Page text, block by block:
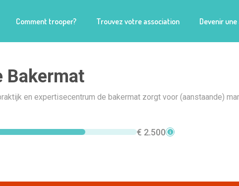
Comment trooper? Trouvez votre association Devenir
Bakermat
en expertisecentrum de bakermat zorgt voor (aanstaande)
€ 2.500